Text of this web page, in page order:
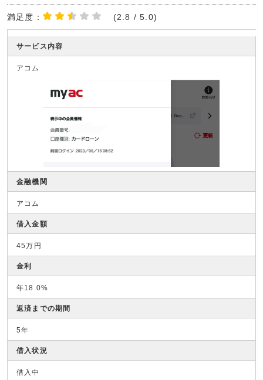
満足度： (2.8 / 5.0)
サービス内容
アコム
金融機関
アコム
借入金額
45万円
金利
年18.0%
返済までの期間
5年
借入状況
借入中